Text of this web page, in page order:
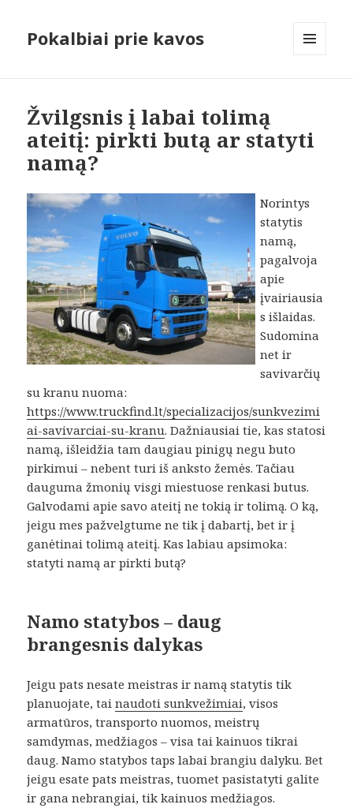
Pokalbiai prie kavos
Žvilgsnis į labai tolimą
ateitį: pirkti butą ar statyti
namą?
Norintys
statytis
namą,
pagalvoja
apie
įvairiausia
s išlaidas.
Sudomina
net ir
savivarčių
su kranu nuoma:
https://www.truckfind.lt/specializacijos/sunkvezimi
ai-savivarciai-su-kranu. Dažniausiai tie, kas statosi
namą, išleidžia tam daugiau pinigų negu buto
pirkimui – nebent turi iš anksto žemės. Tačiau
dauguma žmonių visgi miestuose renkasi butus.
Galvodami apie savo ateitį ne tokią ir tolimą. O ką,
jeigu mes pažvelgtume ne tik į dabartį, bet ir į
ganėtinai tolimą ateitį. Kas labiau apsimoka:
statyti namą ar pirkti butą?
Namo statybos – daug
brangesnis dalykas
Jeigu pats nesate meistras ir namą statytis tik
planuojate, tainaudoti sunkvežimiai, visos
armatūros, transporto nuomos, meistrų
samdymas, medžiagos – visa tai kainuos tikrai
daug. Namo statybos taps labai brangiu dalyku. Bet
jeigu esate pats meistras, tuomet pasistatyti galite
ir gana nebrangiai, tik kainuos medžiagos.